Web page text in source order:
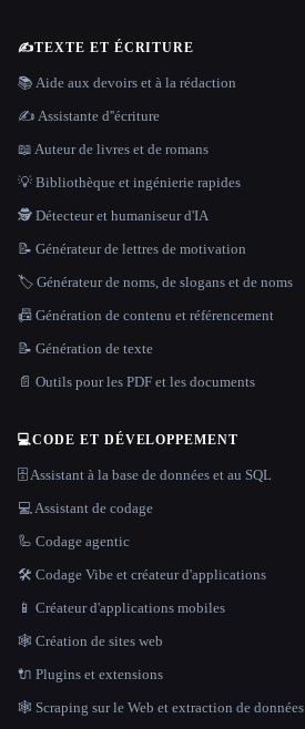
✍️TEXTE ET ÉCRITURE
📚 Aide aux devoirs et à la rédaction
✍️ Assistante d''écriture
📖 Auteur de livres et de romans
💡 Bibliothèque et ingénierie rapides
🕵️ Détecteur et humaniseur d'IA
📝 Générateur de lettres de motivation
🏷️ Générateur de noms, de slogans et de noms
📠 Génération de contenu et référencement
📝 Génération de texte
📄 Outils pour les PDF et les documents
💻CODE ET DÉVELOPPEMENT
🗄️ Assistant à la base de données et au SQL
💻 Assistant de codage
🦾 Codage agentic
🛠️ Codage Vibe et créateur d'applications
📱 Créateur d'applications mobiles
🕸 Création de sites web
🔌 Plugins et extensions
🕸️ Scraping sur le Web et extraction de données